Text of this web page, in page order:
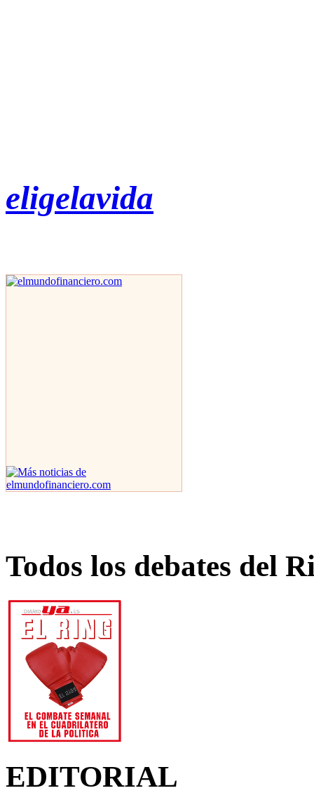
eligelavida
Todos los debates del
EDITORIAL